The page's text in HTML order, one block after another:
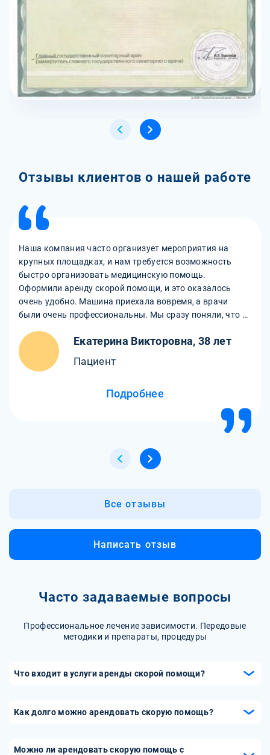
Отзывы клиентов о нашей работе
Наша компания часто организует мероприятия на
крупных площадках, и нам требуется возможность
быстро организовать медицинскую помощь.
Оформили аренду скорой помощи, и это оказалось
очень удобно. Машина приехала вовремя, а врачи
были очень профессиональны. Мы сразу поняли, что в
за оперативность и высокий уровень сервиса!
Екатерина Викторовна, 38 лет
Пациент
Подробнее
Все отзывы
Написать отзыв
Часто задаваемые вопросы
Профессиональное лечение зависимости. Передовые
методики и препараты, процедуры
Что входит в услуги аренды скорой помощи?
полным оснащением, необходимым для экстренной
первичную диагностику, контролировать состояние
Как долго можно арендовать скорую помощь?
часов, так и на несколько суток, в зависимости от
Можно ли арендовать скорую помощь с